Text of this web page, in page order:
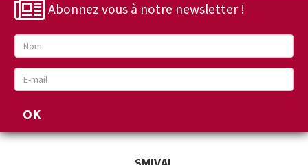
Abonnez vous à notre newsletter !